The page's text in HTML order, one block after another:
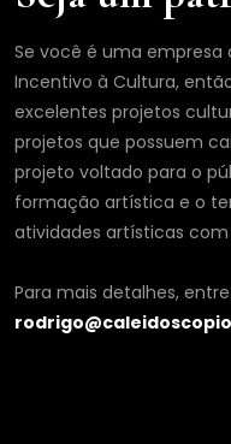
Se você é uma empresa
Incentivo à Cultura,
excelentes projetos
projetos que possuem
projeto voltado para o
formação artística e o
atividades artísticas
Para mais detalhes,